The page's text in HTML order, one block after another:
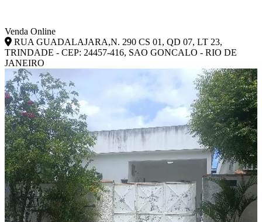
Venda Online
RUA GUADALAJARA,N. 290 CS 01, QD 07, LT 23,
TRINDADE - CEP: 24457-416, SAO GONCALO - RIO DE
JANEIRO